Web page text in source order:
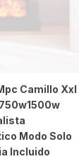
Camillo Xxl
Modo Solo
Incluido